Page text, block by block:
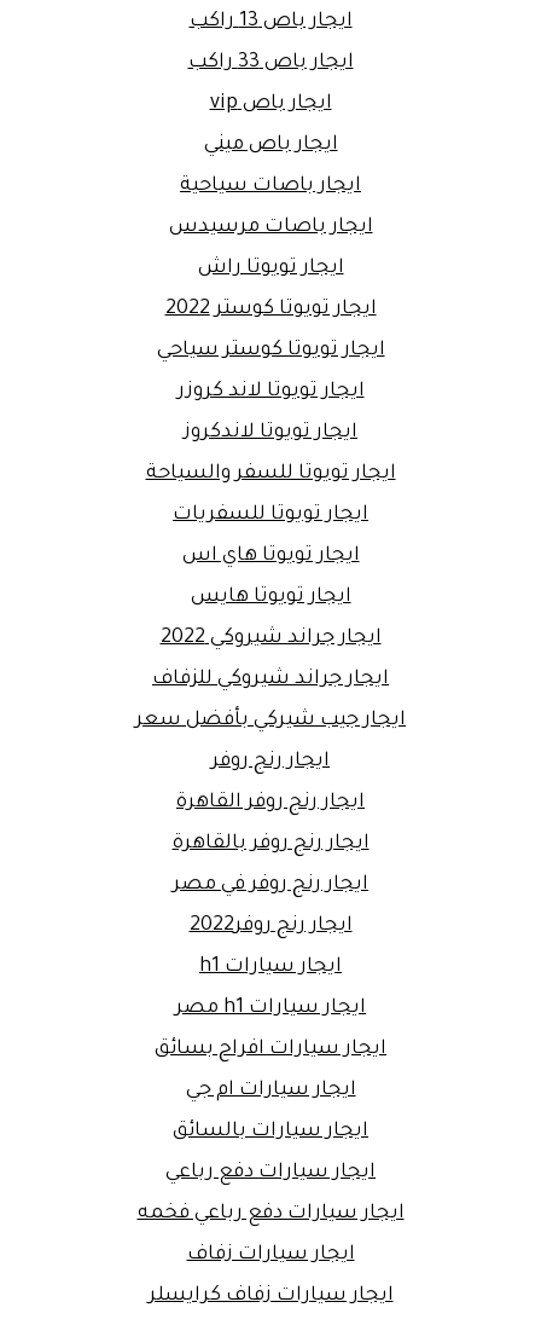
ايجار باص 13 راكب
ايجار باص 33 راكب
ايجار باص vip
ايجار باص ميني
ايجار باصات سياحية
ايجار باصات مرسيدس
ايجار تويوتا راش
ايجار تويوتا كوستر 2022
ايجار تويوتا كوستر سياحي
ايجار تويوتا لاند كروزر
ايجار تويوتا لاندكروز
ايجار تويوتا للسفر والسياحة
ايجار تويوتا للسفريات
ايجار تويوتا هاي اس
ايجار تويوتا هايس
ايجار جراند شيروكي 2022
ايجار جراند شيروكي للزفاف
ايجار جيب شيركي بأفضل سعر
ايجار رنج روفر
ايجار رنج روفر القاهرة
ايجار رنج روفر بالقاهرة
ايجار رنج روفر في مصر
ايجار رنج روفر2022
ايجار سيارات h1
ايجار سيارات h1 مصر
ايجار سيارات افراح بسائق
ايجار سيارات ام جي
ايجار سيارات بالسائق
ايجار سيارات دفع رباعي
ايجار سيارات دفع رباعي فخمه
ايجار سيارات زفاف
ايجار سيارات زفاف كرايسلر